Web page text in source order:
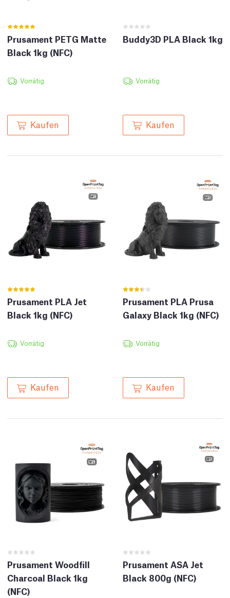
Prusament PETG Matte
Black 1kg (NFC)
Vorrätig
Kaufen
Buddy3D PLA Black 1kg
Vorrätig
Kaufen
Prusament PLA Jet
Black 1kg (NFC)
Vorrätig
Kaufen
Prusament PLA Prusa
Galaxy Black 1kg (NFC)
Vorrätig
Kaufen
Prusament Woodfill
Charcoal Black 1kg
(NFC)
Prusament ASA Jet
Black 800g (NFC)